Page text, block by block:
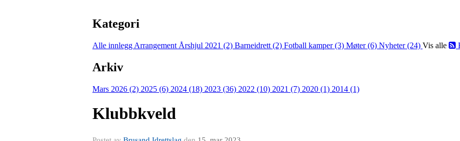
Kategori
Alle innlegg Arrangement Årshjul 2021 (2) Barneidrett (2) Fotball kamper (3) Møter (6) Nyheter (24) Vis alle
Arkiv
Mars 2026 (2) 2025 (6) 2024 (18) 2023 (36) 2022 (10) 2021 (7) 2020 (1) 2014 (1)
Klubbkveld